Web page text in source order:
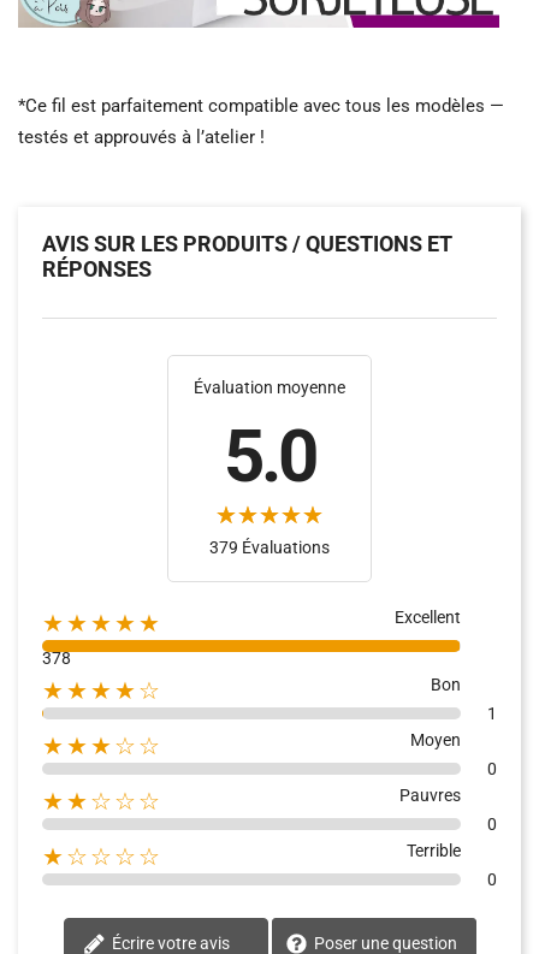
*Ce fil est parfaitement compatible avec tous les modèles —
testés et approuvés à l’atelier !
AVIS SUR LES PRODUITS / QUESTIONS ET
RÉPONSES
Évaluation moyenne
5.0
379 Évaluations
★★★★★ Excellent
378
★★★★☆
Bon
1
★★★☆☆
Moyen
0
★★☆☆☆
Pauvres
0
★☆☆☆☆
Terrible
0
Écrire votre avis Poser une question